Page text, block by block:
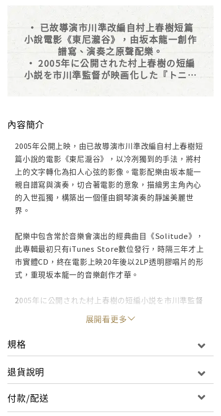
• 已故導演市川準改編自村上春樹短篇
小說電影《東尼瀧谷》，由坂本龍一創作
譜寫、演奏之原聲配樂。
• 2005年に公開された村上春樹の短編
小説を市川準監督が映画化した『トニー
滝谷』のサウンドトラック・アルバム。
RZCM-45722
內容簡介
2005年公開上映，由已故導演市川準改編自村上春樹短
篇小說的電影《東尼瀧谷》，以冷冽獨到的手法，將村
上的文字轉化為扣人心弦的影像。電影配樂由坂本龍一
親自譜寫與演奏，切合著電影的意象，描繪男主角內心
的入世孤獨，構築出一個僅由鋼琴演奏的靜謐美麗世
界。
配樂中包含常於音樂會演出的經典曲目《Solitude》，
此專輯最初只有iTunes Store數位發行，時隔三年才上
市實體CD，終在電影上映20年後以2LP透明膠唱片的形
式，重現坂本龍一的音樂創作才華。
2005年に公開された村上春樹の短編小説を市川準監督
が映画化した『トニー滝谷』のサウンドトラック・ア
コンサートでよく演奏される「Solitude」などピアノ
演奏のみの静謐で美しい世界が構築されている。
映画公開当時はサウンドトラック・アルバムはCDやレ
販売のみが行われて話題になった。このCDは2007年に
展開看更多
規格
退貨說明
付款/配送